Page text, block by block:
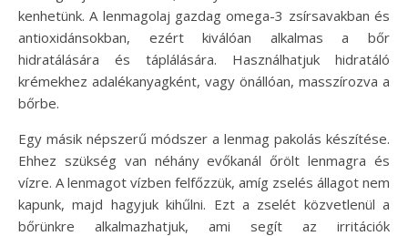
kenhetünk. A lenmagolaj gazdag omega-3 zsírsavakban és
antioxidánsokban, ezért kiválóan alkalmas a bőr
hidratálására és táplálására. Használhatjuk hidratáló
krémekhez adalékanyagként, vagy önállóan, masszírozva a
bőrbe.
Egy másik népszerű módszer a lenmag pakolás készítése.
Ehhez szükség van néhány evőkanál őrölt lenmagra és
vízre. A lenmagot vízben felfőzzük, amíg zselés állagot nem
kapunk, majd hagyjuk kihűlni. Ezt a zselét közvetlenül a
bőrünkre alkalmazhatjuk, ami segít az irritációk